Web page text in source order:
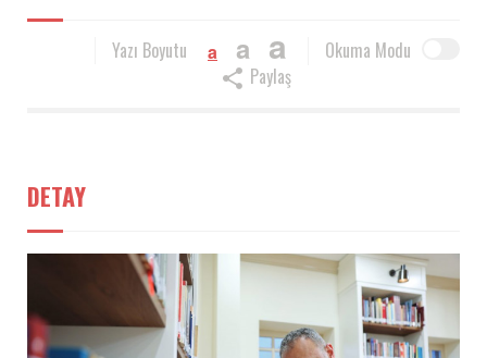
Okuma Modu
Yazı Boyutu a a a
Paylaş
DETAY